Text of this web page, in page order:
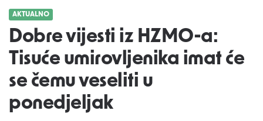
AKTUALNO
Dobre vijesti iz HZMO-a:
Tisuće umirovljenika imat će
se čemu veseliti u
ponedjeljak